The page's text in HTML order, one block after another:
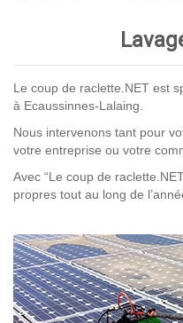
Le coup de raclette.NET est
à Ecaussinnes-Lalaing.
Nous intervenons tant pour
votre entreprise ou votre
Avec “Le coup de
propres tout au long de